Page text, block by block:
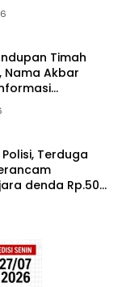
Timah
Nama Akbar
Terduga
denda Rp.500